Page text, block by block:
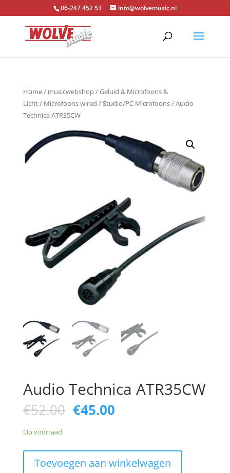
06-247 452 53 info@wolvemusic.nl
Home/ musicwebshop/Geluid & Microfoons &
Licht/ Microfoons wired /Studio/PC Microfoons/ Audio
Technica ATR35CW
Audio Technica ATR35CW
€52.00 Oorspronkelijke
prijs
€45.00Huidige
Op voorraad
Technica
Toevoegen aan winkelwagen